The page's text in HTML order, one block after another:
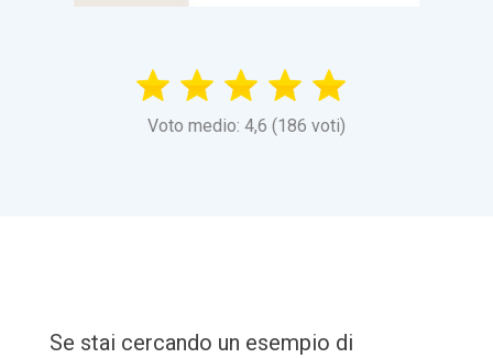
Voto medio: 4,6 (186 voti)
Se stai cercando un esempio di